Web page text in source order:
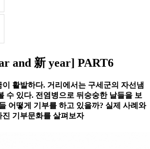
and 新 year] PART6
활발하다. 거리에서는 구세군의 자선냄
수 있다. 전염병으로 뒤숭숭한 날들을 보
어떻게 기부를 하고 있을까? 실제 사례와
진 기부문화를 살펴보자